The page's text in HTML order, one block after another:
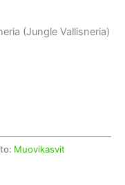
(Jungle Vallisneria)
Muovikasvit